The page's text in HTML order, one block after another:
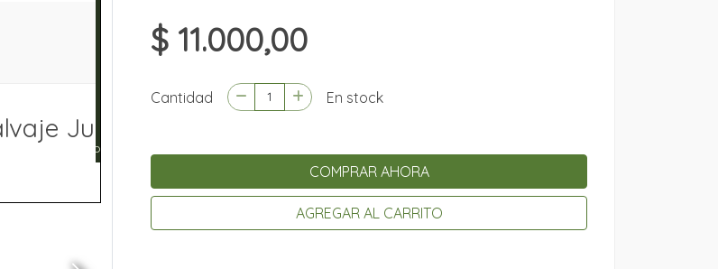
$ 11.000,00
Cantidad En stock
COMPRAR AHORA
AGREGAR AL CARRITO